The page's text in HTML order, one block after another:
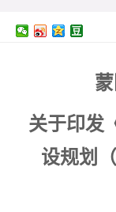
关于印发
设规划